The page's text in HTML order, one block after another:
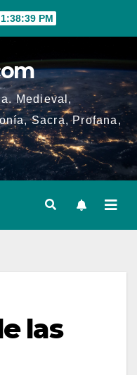
1:38:40 PM
Medieval,
Sacra, Profana,
las